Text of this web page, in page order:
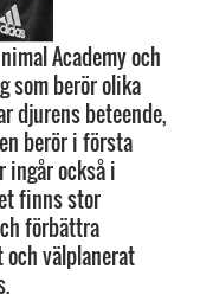
Academy och
som berör olika
djurens beteende,
berör i första
ingår också i
finns stor
förbättra
välplanerat